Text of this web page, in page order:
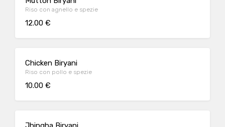
Riso con agnello e spezie
12.00 €
Chicken Biryani
Riso con pollo e spezie
10.00 €